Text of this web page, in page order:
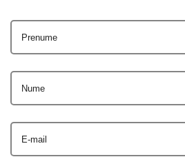
Prenume
Nume
E-mail